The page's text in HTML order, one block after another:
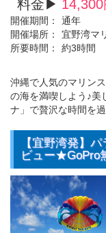
料金▶ 14,300
開催期間：
通年
開催場所：
宜野湾マ
所要時間：
約3時間
沖縄で人気のマリン
の海を満喫しよう♪美
ナ」で贅沢な時間を過
【宜野湾発】
ビュー★GoPro